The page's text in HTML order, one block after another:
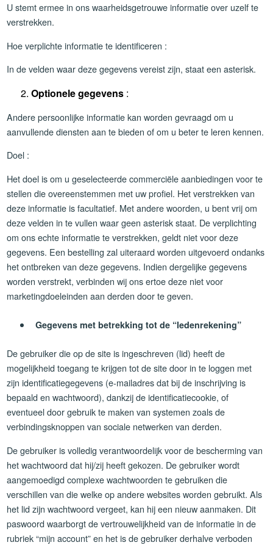
U stemt ermee in ons waarheidsgetrouwe informatie over uzelf te
verstrekken.
Hoe verplichte informatie te identificeren :
In de velden waar deze gegevens vereist zijn, staat een asterisk.
Optionele gegevens :
Andere persoonlijke informatie kan worden gevraagd om u
aanvullende diensten aan te bieden of om u beter te leren kennen.
Doel :
Het doel is om u geselecteerde commerciële aanbiedingen voor te
stellen die overeenstemmen met uw profiel. Het verstrekken van
deze informatie is facultatief. Met andere woorden, u bent vrij om
deze velden in te vullen waar geen asterisk staat. De verplichting
om ons echte informatie te verstrekken, geldt niet voor deze
gegevens. Een bestelling zal uiteraard worden uitgevoerd ondanks
het ontbreken van deze gegevens. Indien dergelijke gegevens
worden verstrekt, verbinden wij ons ertoe deze niet voor
marketingdoeleinden aan derden door te geven.
Gegevens met betrekking tot de “ledenrekening”
De gebruiker die op de site is ingeschreven (lid) heeft de
mogelijkheid toegang te krijgen tot de site door in te loggen met
zijn identificatiegegevens (e-mailadres dat bij de inschrijving is
bepaald en wachtwoord), dankzij de identificatiecookie, of
eventueel door gebruik te maken van systemen zoals de
verbindingsknoppen van sociale netwerken van derden.
De gebruiker is volledig verantwoordelijk voor de bescherming van
het wachtwoord dat hij/zij heeft gekozen. De gebruiker wordt
aangemoedigd complexe wachtwoorden te gebruiken die
verschillen van die welke op andere websites worden gebruikt. Als
het lid zijn wachtwoord vergeet, kan hij een nieuw aanmaken. Dit
paswoord waarborgt de vertrouwelijkheid van de informatie in de
rubriek “mijn account” en het is de gebruiker derhalve verboden